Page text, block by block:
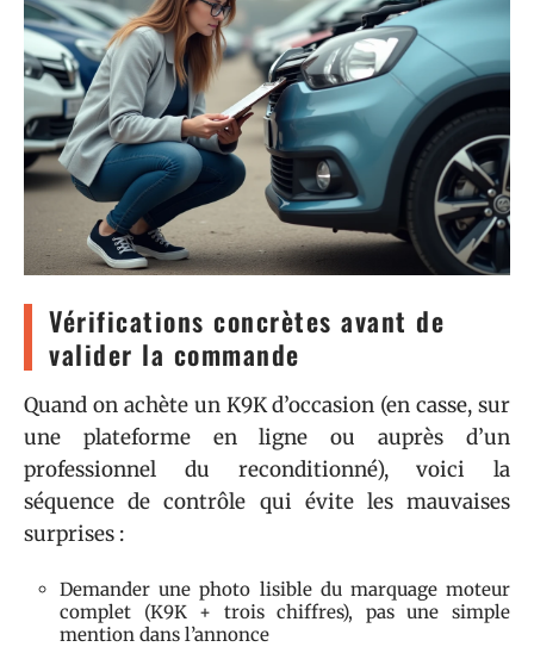
Vérifications concrètes avant de
valider la commande
Quand on achète un K9K d’occasion (en casse, sur
une plateforme en ligne ou auprès d’un
professionnel du reconditionné), voici la
séquence de contrôle qui évite les mauvaises
surprises :
Demander une photo lisible du marquage moteur
complet (K9K + trois chiffres), pas une simple
mention dans l’annonce